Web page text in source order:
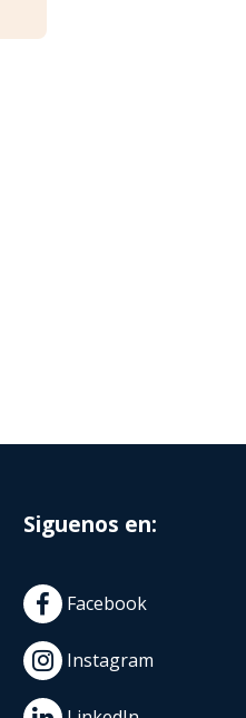
Siguenos en:
Facebook
Instagram